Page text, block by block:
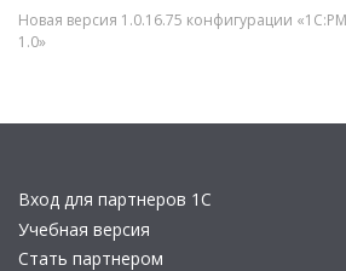
Новая версия 1.0.16.75 конфигурации
1.0»
Вход для партнеров 1С
Учебная версия
Стать партнером